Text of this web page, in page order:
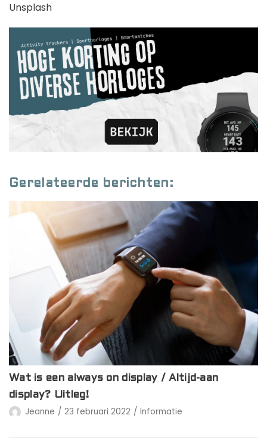
Unsplash
Gerelateerde berichten:
Wat is een always on display / Altijd-aan
display? Uitleg!
Jeanne 23 februari 2022 Informatie